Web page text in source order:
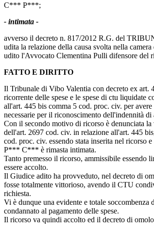
C*** P***;
- intimata -
avverso il decreto n. 817/2012 R.G. del
udita la relazione della causa svolta nella
udito l'Avvocato Clementina Pulli difensore del
FATTO E DIRITTO
Il Tribunale di Vibo Valentia con decreto ex art.
ricorrente delle spese e le spese di ctu liquidate
all'art. 445 bis comma 5 cod. proc. civ. per
necessarie per il riconoscimento dell'indennità di
Con il secondo motivo di ricorso è denunciata
dell'art. 2697 cod. civ. in relazione all'art. 445
cod. proc. civ. essendo stata inserita nel ricorso
P*** C*** è rimasta intimata.
Tanto premesso il ricorso, ammissibile essendo
essere accolto.
Il Giudice adito ha provveduto, nel decreto di
fosse totalmente vittorioso, avendo il CTU
richiesta.
Vi è dunque una evidente e totale
condannato al pagamento delle spese.
Il ricorso va quindi accolto ed il decreto di